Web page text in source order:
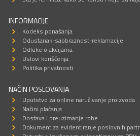
INFORMACIJE
Kodeks ponašanja
Odustanak-saobraznost-reklamacije
Odluke o akcijama
Uslovi korišćenja
Politika privatnosti
NAČIN POSLOVANJA
Uputstvo za online naručivanje proizvoda
Načini plaćanja
Dostava I preuzimanje robe
Dokument za evidentiranje poslovnih